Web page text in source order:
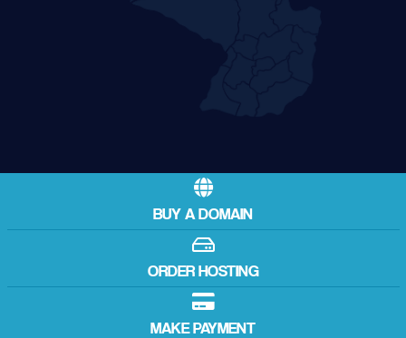
BUY A DOMAIN
ORDER HOSTING
MAKE PAYMENT